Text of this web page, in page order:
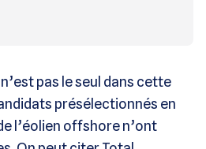
pas le seul dans cette
présélectionnés en
l’éolien offshore n’ont